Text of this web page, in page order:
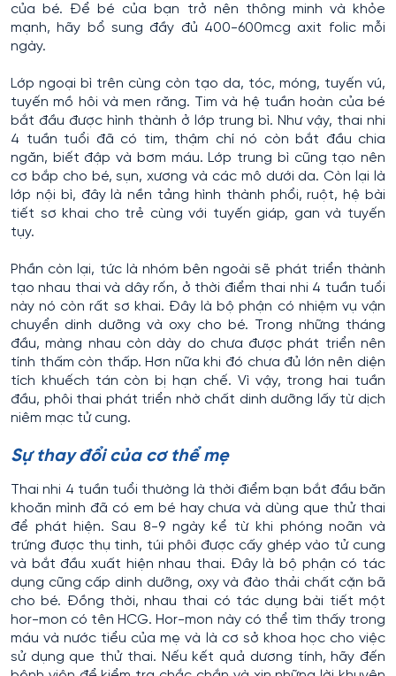
của bé. Để bé của bạn trở nên thông minh và khỏe
mạnh, hãy bổ sung đầy đủ 400-600mcg axit folic mỗi
ngày.
Lớp ngoại bì trên cùng còn tạo da, tóc, móng, tuyến vú,
tuyến mồ hôi và men răng. Tim và hệ tuần hoàn của bé
bắt đầu được hình thành ở lớp trung bì. Như vậy, thai nhi
4 tuần tuổi đã có tim, thậm chí nó còn bắt đầu chia
ngăn, biết đập và bơm máu. Lớp trung bì cũng tạo nên
cơ bắp cho bé, sụn, xương và các mô dưới da. Còn lại là
lớp nội bì, đây là nền tảng hình thành phổi, ruột, hệ bài
tiết sơ khai cho trẻ cùng với tuyến giáp, gan và tuyến
tụy.
Phần còn lại, tức là nhóm bên ngoài sẽ phát triển thành
tạo nhau thai và dây rốn, ở thời điểm thai nhi 4 tuần tuổi
này nó còn rất sơ khai. Đây là bộ phận có nhiệm vụ vận
chuyển dinh dưỡng và oxy cho bé. Trong những tháng
đầu, màng nhau còn dày do chưa được phát triển nên
tính thấm còn thấp. Hơn nữa khi đó chưa đủ lớn nên diện
tích khuếch tán còn bị hạn chế. Vì vậy, trong hai tuần
đầu, phôi thai phát triển nhờ chất dinh dưỡng lấy từ dịch
niêm mạc tử cung.
Sự thay đổi của cơ thể mẹ
Thai nhi 4 tuần tuổi thường là thời điểm bạn bắt đầu băn
khoăn mình đã có em bé hay chưa và dùng que thử thai
để phát hiện. Sau 8-9 ngày kể từ khi phóng noãn và
trứng được thụ tinh, túi phôi được cấy ghép vào tử cung
và bắt đầu xuất hiện nhau thai. Đây là bộ phận có tác
dụng cũng cấp dinh dưỡng, oxy và đào thải chất cặn bã
cho bé. Đồng thời, nhau thai có tác dụng bài tiết một
hor-mon có tên HCG. Hor-mon này có thể tìm thấy trong
máu và nước tiểu của mẹ và là cơ sở khoa học cho việc
sử dụng que thử thai. Nếu kết quả dương tính, hãy đến